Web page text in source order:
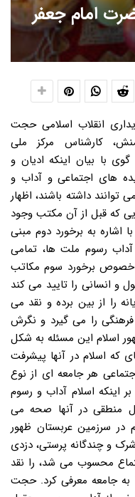
امام جعفر
انقلاب اسلامی حجت
کارشناس مرکز ملی
با بیان اینکه ادیان و
های اجتماعی و آداب و
۳ نوع برخورد می توانند داشته باشند، اظهار
که قبل از آن مکتب وجود
به برخورد دوم مبنی
آداب رسوم ملت ها، تمامی
خصوص برخورد سوم مکاتب
و انسانی را تایید می کند
را از بین برده و نقد می
را می گیرد و نگرش
اسلام این مسئله به شکل
اسلام در آنها پیشرفت
هر جامعه ای از نوع
اینکه اسلام آداب و رسوم
منطقی در آنها صحه می
در سرزمین عربستان ظهور
و چندگانه پرستی، دزدی
محسوب می شد، را نقد
به جامعه معرفی کرد. حجت